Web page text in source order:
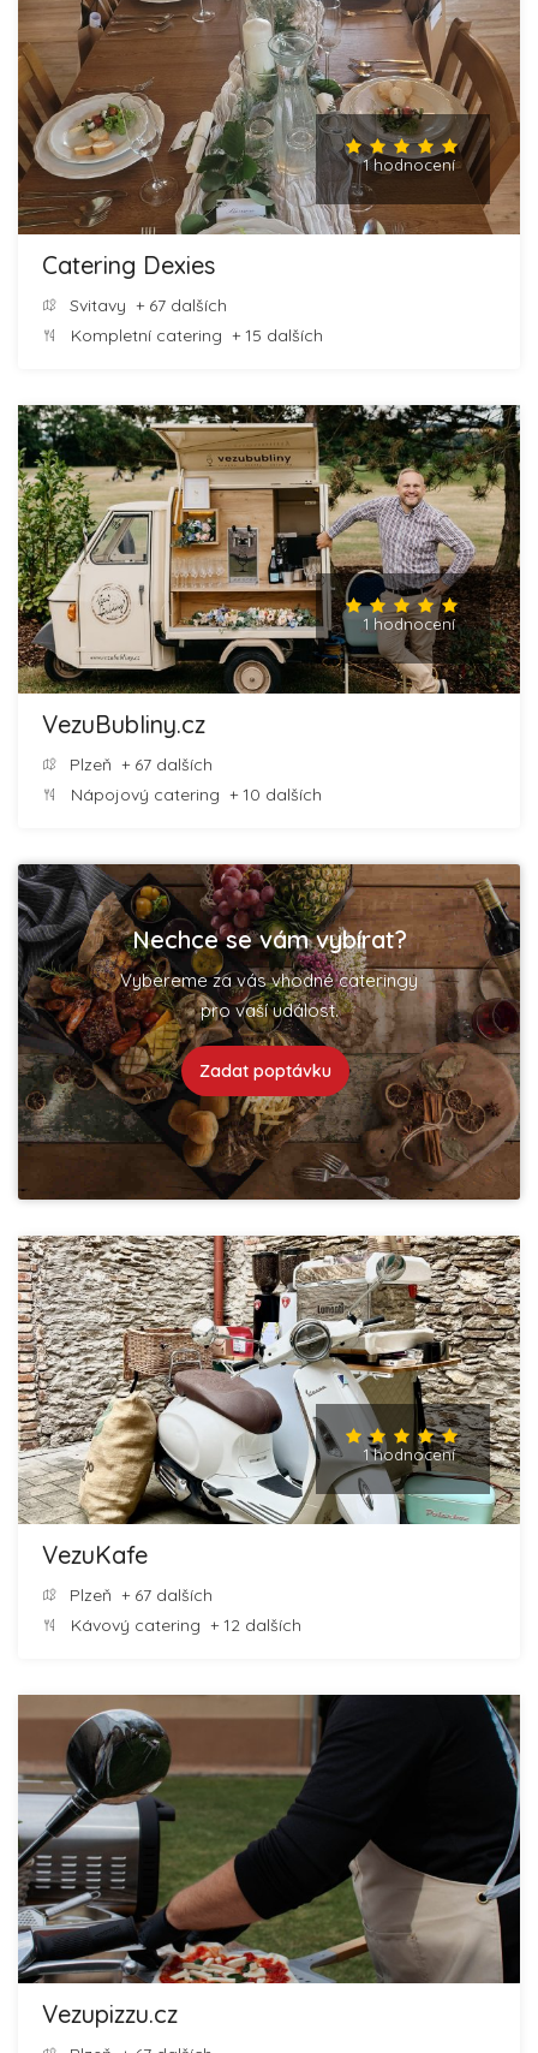
1 hodnocení
Catering Dexies
Svitavy + 67 dalších
Kompletní catering + 15 dalších
1 hodnocení
VezuBubliny.cz
Plzeň + 67 dalších
Nápojový catering + 10 dalších
Nechce se vám vybírat?
Vybereme za vás vhodné cateringy
pro vaší událost.
Zadat poptávku
1 hodnocení
VezuKafe
Plzeň + 67 dalších
Kávový catering + 12 dalších
Vezupizzu.cz